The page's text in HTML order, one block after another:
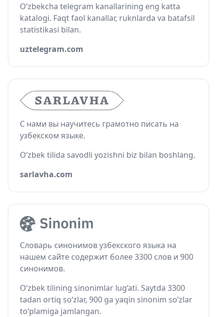
O‘zbekcha telegram kanallarining eng katta
katalogi. Faqt faol kanallar, ruknlarda va batafsil
statistikasi bilan.
uztelegram.com
С нами вы научитесь грамотно писать на
узбекском языке.
O‘zbek tilida savodli yozishni biz bilan boshlang.
sarlavha.com
Словарь синонимов узбекского языка на
нашем сайте содержит более 3300 слов и 900
синонимов.
O‘zbek tilining sinonimlar lug‘ati. Saytda 3300
tadan ortiq so‘zlar, 900 ga yaqin sinonim so‘zlar
to‘plamiga jamlangan.